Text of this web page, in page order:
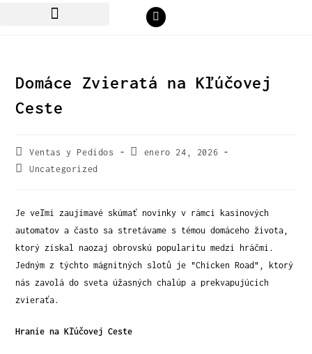
Domáce Zvieratá na Kľúčovej
Ceste
Ventas y Pedidos
enero 24, 2026
Uncategorized
Je veľmi zaujímavé skúmať novinky v rámci kasinových
automatov a často sa stretávame s témou domáceho života,
ktorý získal naozaj obrovskú popularitu medzi hráčmi.
Jedným z týchto mágnitných slotů je "Chicken Road", ktorý
nás zavolá do sveta úžasných chalúp a prekvapujúcich
zvieraťa.
Hranie na Kľúčovej Ceste